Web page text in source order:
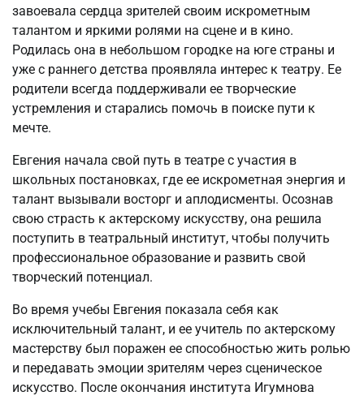
завоевала сердца зрителей своим искрометным
талантом и яркими ролями на сцене и в кино.
Родилась она в небольшом городке на юге страны и
уже с раннего детства проявляла интерес к театру. Ее
родители всегда поддерживали ее творческие
устремления и старались помочь в поиске пути к
мечте.
Евгения начала свой путь в театре с участия в
школьных постановках, где ее искрометная энергия и
талант вызывали восторг и аплодисменты. Осознав
свою страсть к актерскому искусству, она решила
поступить в театральный институт, чтобы получить
профессиональное образование и развить свой
творческий потенциал.
Во время учебы Евгения показала себя как
исключительный талант, и ее учитель по актерскому
мастерству был поражен ее способностью жить ролью
и передавать эмоции зрителям через сценическое
искусство. После окончания института Игумнова